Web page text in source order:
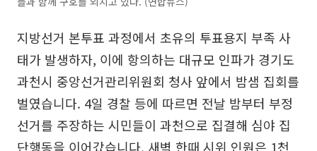
지방선거 본투표 과정에서 초유의 투표용지 부족 사
태가 발생하자, 이에 항의하는 대규모 인파가 경기도
과천시 중앙선거관리위원회 청사 앞에서 밤샘 집회를
벌였습니다. 4일 경찰 등에 따르면 전날 밤부터 부정
선거를 주장하는 시민들이 과천으로 집결해 심야 집
단행동을 이어갔습니다. 새벽 한때 시위 인원은 1천